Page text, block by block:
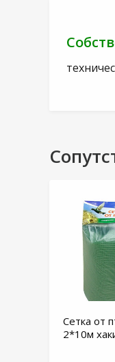
2 шт
с.
и может
Сетка от
2*10м